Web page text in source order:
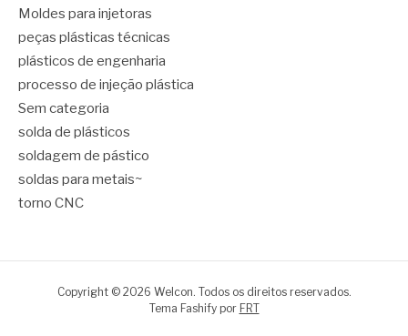
Moldes para injetoras
peças plásticas técnicas
plásticos de engenharia
processo de injeção plástica
Sem categoria
solda de plásticos
soldagem de pástico
soldas para metais~
torno CNC
Copyright © 2026 Welcon. Todos os direitos reservados.
Tema Fashify por FRT